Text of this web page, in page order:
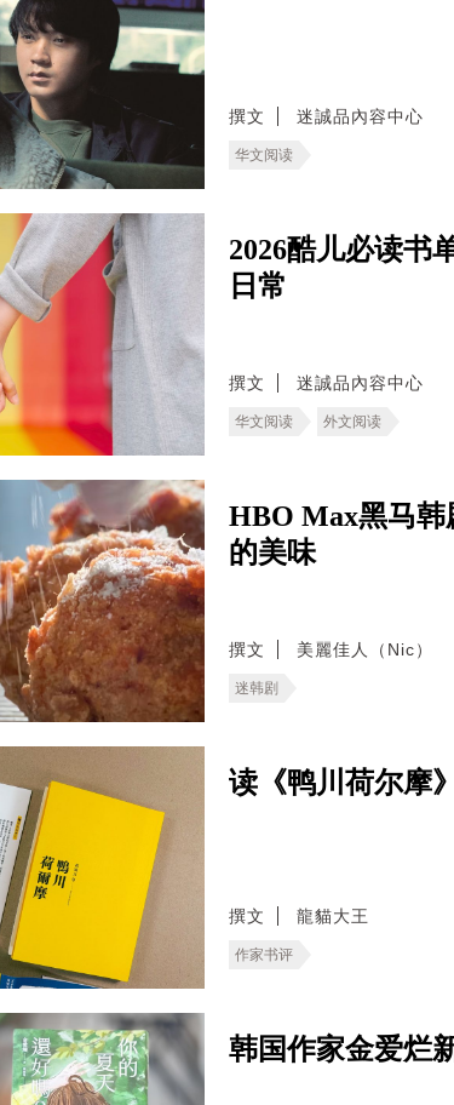
撰文 迷誠品內容中心
华文阅读
2026酷儿必读书
日常
撰文 迷誠品內容中心
华文阅读 外文阅读
HBO Max黑马韩
的美味
撰文 美麗佳人（Nic）
迷韩剧
读《鸭川荷尔摩
撰文 龍貓大王
作家书评
韩国作家金爱烂